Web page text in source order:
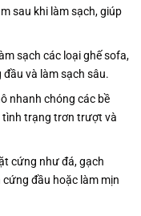
sau khi làm sạch, giúp
sạch các loại ghế sofa,
đầu và làm sạch sâu.
nhanh chóng các bề
tình trạng trơn trượt và
cứng như đá, gạch
đầu hoặc làm mịn